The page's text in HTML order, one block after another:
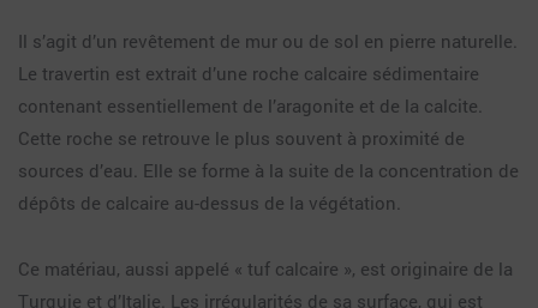
Il s’agit d’un revêtement de mur ou de sol en pierre naturelle.
Le travertin est extrait d’une roche calcaire sédimentaire
contenant essentiellement de l’aragonite et de la calcite.
Cette roche se retrouve le plus souvent à proximité de
sources d’eau. Elle se forme à la suite de la concentration de
dépôts de calcaire au-dessus de la végétation.
Ce matériau, aussi appelé « tuf calcaire », est originaire de la
Turquie et d’Italie. Les irrégularités de sa surface, qui est